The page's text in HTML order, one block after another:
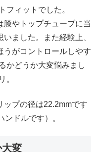
フィットでした。
膝やトップチューブに当
ました。また経験上、
うがコントロールしやす
かどうか大変悩みまし
。
ップの径は22.2mmです
ンドルです）。
変